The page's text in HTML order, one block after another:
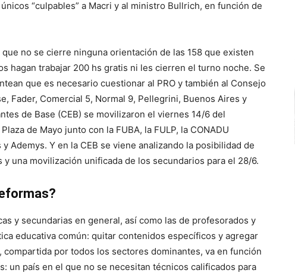
“culpables” a Macri y al ministro Bullrich, en función de
no se cierre ninguna orientación de las 158 que existen
hagan trabajar 200 hs gratis ni les cierren el turno noche. Se
que es necesario cuestionar al PRO y también al Consejo
Fader, Comercial 5, Normal 9, Pellegrini, Buenos Aires y
de Base (CEB) se movilizaron el viernes 14/6 del
de Mayo junto con la FUBA, la FULP, la CONADU
Ademys. Y en la CEB se viene analizando la posibilidad de
una movilización unificada de los secundarios para el 28/6.
y secundarias en general, así como las de profesorados y
educativa común: quitar contenidos específicos y agregar
por todos los sectores dominantes, va en función
un país en el que no se necesitan técnicos calificados para